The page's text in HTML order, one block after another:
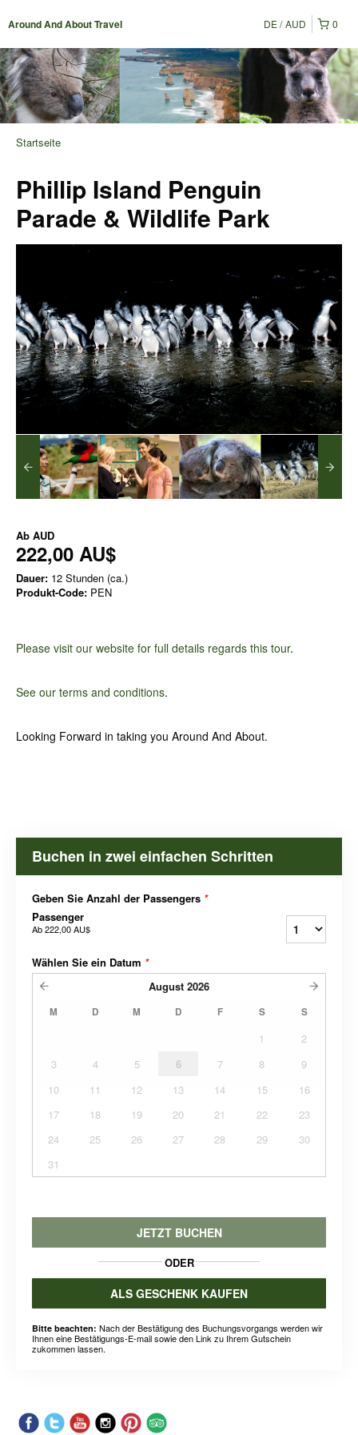
Around And About Travel 0
DE AUD
Startseite
Phillip Island Penguin
Parade & Wildlife Park
Ab AUD
222,00 AU$
Dauer: 12 Stunden (ca.)
Produkt-Code: PEN
Please visit our website for full details regards this tour.
See our terms and conditions.
Looking Forward in taking you Around And About.
Buchen in zwei einfachen Schritten
Geben Sie Anzahl der Passengers *
Passenger
Ab222,00 AU$
Wählen Sie ein Datum *
August 2026
M D M D F S S
1
2
3
4 5 6 7 8
9
10
11 12 13 14 15
16
17
18 19 20 21 22
23
24
25 26 27 28 29
30
31
JETZT BUCHEN
ODER
ALS GESCHENK KAUFEN
Bitte beachten: Nach der Bestätigung des Buchungsvorgangs werden wir
Ihnen eine Bestätigungs-E-mail sowie den Link zu Ihrem Gutschein
zukommen lassen.